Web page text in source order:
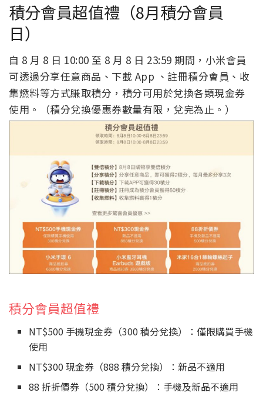
積分會員超值禮（8月積分會員
日）
自 8 月 8 日 10:00 至 8 月 8 日 23:59 期間，小米會員
可透過分享任意商品、下載 App 、註冊積分會員、收
集燃料等方式賺取積分，積分可用於兌換各類現金券
使用。（積分兌換優惠券數量有限，兌完為止。）
積分會員超值禮
NT$500 手機現金券（300 積分兌換）：僅限購買手機
使用
NT$300 現金券（888 積分兌換）：新品不適用
88 折折價券（500 積分兌換）：手機及新品不適用